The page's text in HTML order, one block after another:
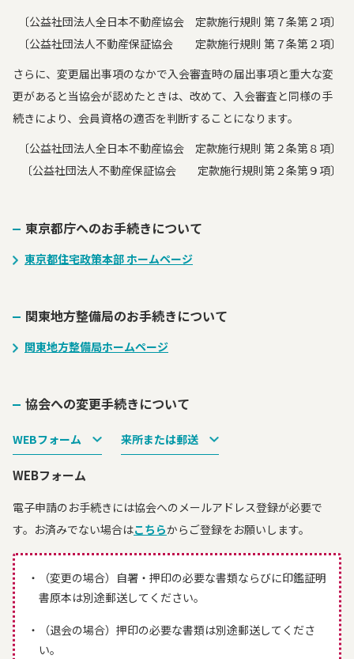
〔公益社団法人全日本不動産協会 定款施行規則 第７条第２項〕
〔公益社団法人不動産保証協会 定款施行規則 第７条第２項〕
さらに、変更届出事項のなかで入会審査時の届出事項と重大な変
更があると当協会が認めたときは、改めて、入会審査と同様の手
続きにより、会員資格の適否を判断することになります。
〔公益社団法人全日本不動産協会 定款施行規則 第２条第８項〕
〔公益社団法人不動産保証協会 定款施行規則第２条第９項〕
東京都庁へのお手続きについて
東京都住宅政策本部 ホームページ
関東地方整備局のお手続きについて
関東地方整備局ホームページ
協会への変更手続きについて
WEBフォーム 来所または郵送
WEBフォーム
電子申請のお手続きには協会へのメールアドレス登録が必要で
す。お済みでない場合はこちらからご登録をお願いします。
（変更の場合）自署・押印の必要な書類ならびに印鑑証明
書原本は別途郵送してください。
（退会の場合）押印の必要な書類は別途郵送してくださ
い。